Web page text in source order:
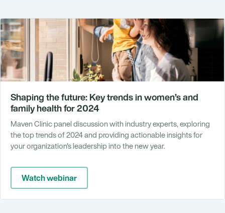
Shaping the future: Key trends in women’s and
family health for 2024
Maven Clinic panel discussion with industry experts, exploring
the top trends of 2024 and providing actionable insights for
your organization's leadership into the new year.
Watch webinar